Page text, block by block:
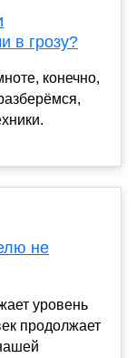
в грозу?
конечно,
не
уровень
продолжает